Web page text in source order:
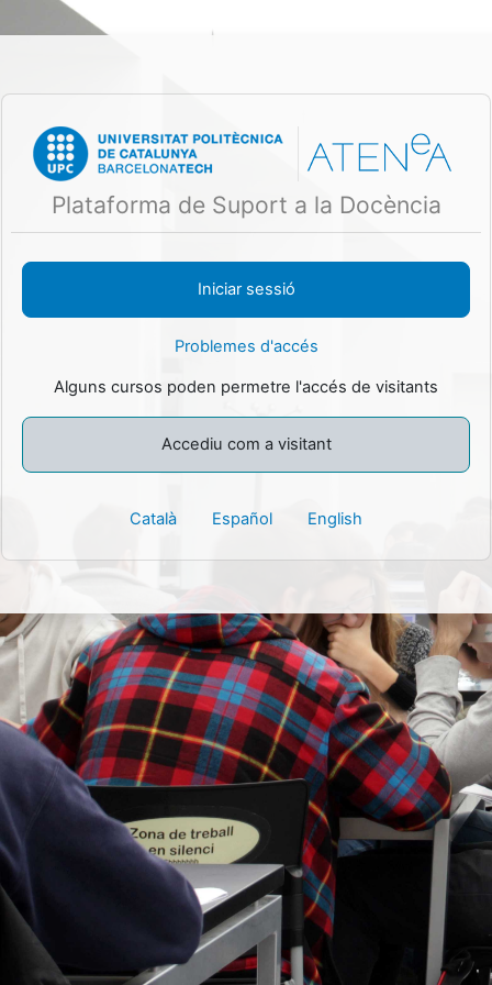
Ves al contingut principal
Plataforma de Suport a la Docència
Problemes d'accés
Alguns cursos poden permetre l'accés de visitants
Accediu com a visitant
Català Español English